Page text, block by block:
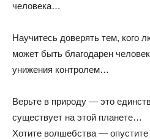
человека…
Научитесь доверять тем, кого
может быть благодарен
унижения контролем…
Верьте в природу — это
существует на этой планете…
Хотите волшебства —